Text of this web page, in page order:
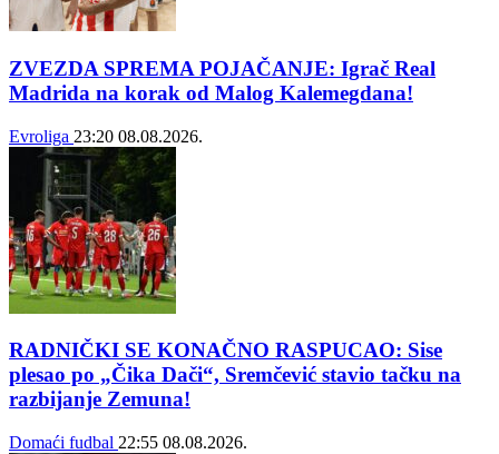
ZVEZDA SPREMA POJAČANJE: Igrač Real
Madrida na korak od Malog Kalemegdana!
Evroliga 23:20 08.08.2026.
RADNIČKI SE KONAČNO RASPUCAO: Sise
plesao po „Čika Dači“, Sremčević stavio tačku na
razbijanje Zemuna!
Domaći fudbal 22:55 08.08.2026.